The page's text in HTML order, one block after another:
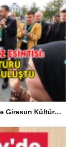
Arnavutköy’de Karadeniz Esintisi: Ordu ve Giresun Kültürü Memleket Günleri’nde Buluştu